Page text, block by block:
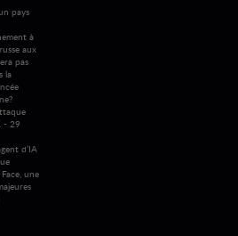
pays
à
aux
pas
la
- 29
d’IA
une